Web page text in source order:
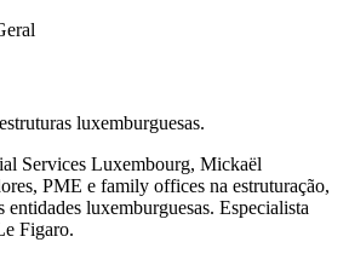
luxemburguesas.
Services Luxembourg, Mickaël
PME e family offices na estruturação,
entidades luxemburguesas. Especialista
Figaro.